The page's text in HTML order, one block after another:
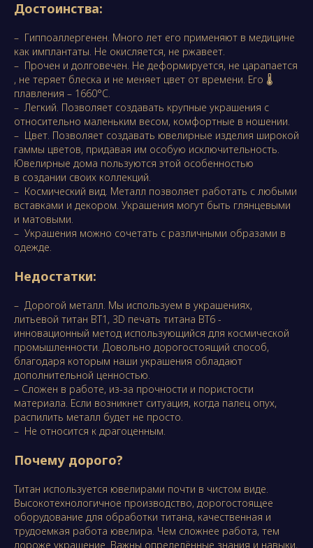
Достоинства:
– Гиппоаллергенен. Много лет его применяют в медицине
как имплантаты. Не окисляется, не ржавеет.
– Прочен и долговечен. Не деформируется, не царапается
, не теряет блеска и не меняет цвет от времени. Его 🌡
плавления – 1660°С.
– Легкий. Позволяет создавать крупные украшения с
относительно маленьким весом, комфортные в ношении.
– Цвет. Позволяет создавать ювелирные изделия широкой
гаммы цветов, придавая им особую исключительность.
Ювелирные дома пользуются этой особенностью
в создании своих коллекций.
– Космический вид. Металл позволяет работать с любыми
вставками и декором. Украшения могут быть глянцевыми
и матовыми.
– Украшения можно сочетать с различными образами в
одежде.
Недостатки:
– Дорогой металл. Мы используем в украшениях,
литьевой титан ВТ1, 3D печать титана ВТ6 -
инновационный метод использующийся для космической
промышленности. Довольно дорогостоящий способ,
благодаря которым наши украшения обладают
дополнительной ценностью.
– Сложен в работе, из-за прочности и пористости
материала. Если возникнет ситуация, когда палец опух,
распилить металл будет не просто.
– Не относится к драгоценным.
Почему дорого?
Титан используется ювелирами почти в чистом виде.
Высокотехнологичное производство, дорогостоящее
оборудование для обработки титана, качественная и
трудоемкая работа ювелира. Чем сложнее работа, тем
дороже украшение. Важны определённые знания и навыки,